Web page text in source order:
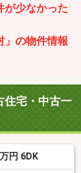
が少なかった
」の物件情報
住宅・中古一
円 6DK